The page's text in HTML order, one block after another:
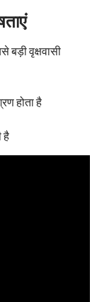
बड़ी वृक्षवासी
होता है
है